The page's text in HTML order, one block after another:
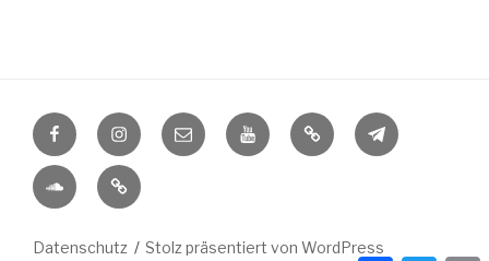
FacebookInstagram
E-
Mail
YoutubeTiktok Telegram
Soundcloud
PayPal
Datenschutz Stolz präsentiert von WordPress